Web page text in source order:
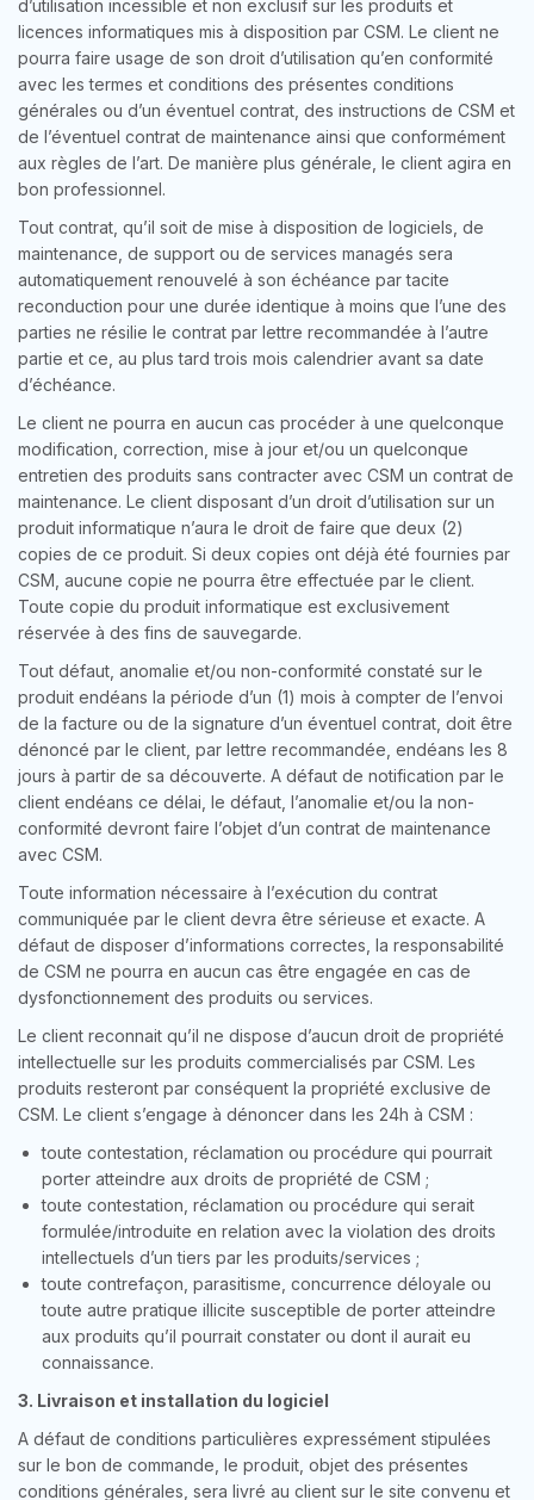
d’utilisation incessible et non exclusif sur les produits et
licences informatiques mis à disposition par CSM. Le client ne
pourra faire usage de son droit d’utilisation qu’en conformité
avec les termes et conditions des présentes conditions
générales ou d’un éventuel contrat, des instructions de CSM et
de l’éventuel contrat de maintenance ainsi que conformément
aux règles de l’art. De manière plus générale, le client agira en
bon professionnel.
Tout contrat, qu’il soit de mise à disposition de logiciels, de
maintenance, de support ou de services managés sera
automatiquement renouvelé à son échéance par tacite
reconduction pour une durée identique à moins que l’une des
parties ne résilie le contrat par lettre recommandée à l’autre
partie et ce, au plus tard trois mois calendrier avant sa date
d’échéance.
Le client ne pourra en aucun cas procéder à une quelconque
modification, correction, mise à jour et/ou un quelconque
entretien des produits sans contracter avec CSM un contrat de
maintenance. Le client disposant d’un droit d’utilisation sur un
produit informatique n’aura le droit de faire que deux (2)
copies de ce produit. Si deux copies ont déjà été fournies par
CSM, aucune copie ne pourra être effectuée par le client.
Toute copie du produit informatique est exclusivement
réservée à des fins de sauvegarde.
Tout défaut, anomalie et/ou non-conformité constaté sur le
produit endéans la période d’un (1) mois à compter de l’envoi
de la facture ou de la signature d’un éventuel contrat, doit être
dénoncé par le client, par lettre recommandée, endéans les 8
jours à partir de sa découverte. A défaut de notification par le
client endéans ce délai, le défaut, l’anomalie et/ou la non-
conformité devront faire l’objet d’un contrat de maintenance
avec CSM.
Toute information nécessaire à l’exécution du contrat
communiquée par le client devra être sérieuse et exacte. A
défaut de disposer d’informations correctes, la responsabilité
de CSM ne pourra en aucun cas être engagée en cas de
dysfonctionnement des produits ou services.
Le client reconnait qu’il ne dispose d’aucun droit de propriété
intellectuelle sur les produits commercialisés par CSM. Les
produits resteront par conséquent la propriété exclusive de
CSM. Le client s’engage à dénoncer dans les 24h à CSM :
toute contestation, réclamation ou procédure qui pourrait
porter atteindre aux droits de propriété de CSM ;
toute contestation, réclamation ou procédure qui serait
formulée/introduite en relation avec la violation des droits
intellectuels d’un tiers par les produits/services ;
toute contrefaçon, parasitisme, concurrence déloyale ou
toute autre pratique illicite susceptible de porter atteindre
aux produits qu’il pourrait constater ou dont il aurait eu
connaissance.
3. Livraison et installation du logiciel
A défaut de conditions particulières expressément stipulées
sur le bon de commande, le produit, objet des présentes
conditions générales, sera livré au client sur le site convenu et